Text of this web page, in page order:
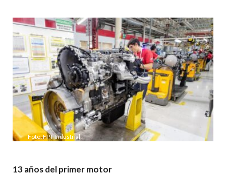
Foto: FPT Industrial
13 años del primer motor